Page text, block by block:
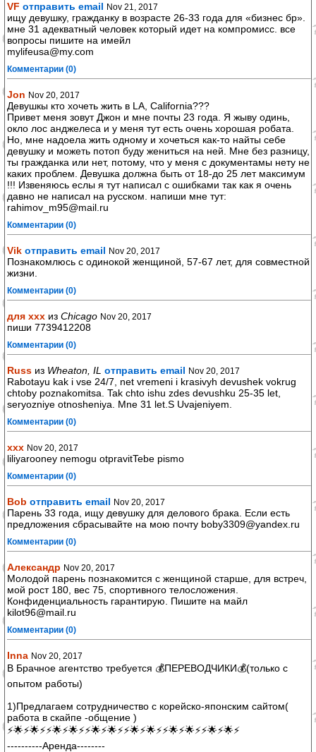
VF отправить email Nov 21, 2017
ищу девушку, гражданку в возрасте 26-33 года для «бизнес бр».
мне 31 адекватный человек который идет на компромисс. все
вопросы пишите на имейл
mylifeusa@my.com
Комментарии (0)
Jon Nov 20, 2017
Девушкы кто хочеть жить в LA, California???
Привет меня зовут Джон и мне почты 23 года. Я жыву одинь,
окло лос анджелеса и у меня тут есть очень хорошая робата.
Но, мне надоела жить одному и хочеться как-то найты себе
девушку и можеть потоп буду жениться на ней. Мне без разницу,
ты гражданка или нет, потому, что у меня с документамы нету не
каких проблем. Девушка должна быть от 18-до 25 лет максимум
!!! Извеняюсь еслы я тут написал с ошибками так как я очень
давно не написал на русском. напиши мне тут:
rahimov_m95@mail.ru
Комментарии (0)
Vik отправить email Nov 20, 2017
Познакомлюсь с одинокой женщиной, 57-67 лет, для совместной
жизни.
Комментарии (0)
для ххх из Chicago Nov 20, 2017
пиши 7739412208
Комментарии (0)
Russ из Wheaton, IL отправить email Nov 20, 2017
Rabotayu kak i vse 24/7, net vremeni i krasivyh devushek vokrug
chtoby poznakomitsa. Tak chto ishu zdes devushku 25-35 let,
seryozniye otnosheniya. Mne 31 let.S Uvajeniyem.
Комментарии (0)
xxx Nov 20, 2017
liliyarooney nemogu otpravitTebe pismo
Комментарии (0)
Bob отправить email Nov 20, 2017
Парень 33 года, ищу девушку для делового брака. Если есть
предложения сбрасывайте на мою почту boby3309@yandex.ru
Комментарии (0)
Александр Nov 20, 2017
Молодой парень познакомится с женщиной старше, для встреч,
мой рост 180, вес 75, спортивного телосложения.
Конфиденциальность гарантирую. Пишите на майл
kilot96@mail.ru
Комментарии (0)
Inna Nov 20, 2017
В Брачное агентство требуется 💰ПЕРЕВОДЧИКИ💰(только с
опытом работы)
1)Предлагаем сотрудничество с корейско-японским сайтом(
работа в скайпе -общение )
⚡🌟⚡🌟⚡⚡🌟⚡🌟⚡⚡🌟⚡🌟⚡⚡🌟⚡🌟⚡⚡🌟⚡🌟⚡⚡🌟⚡🌟⚡
----------Аренда--------